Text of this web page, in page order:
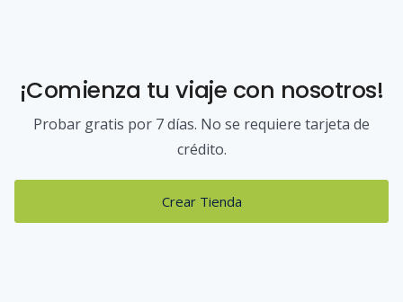
¡Comienza tu viaje con nosotros!
Probar gratis por 7 días. No se requiere tarjeta de
crédito.
Crear Tienda